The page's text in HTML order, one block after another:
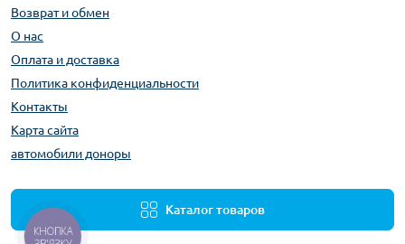
Возврат и обмен
О нас
Оплата и доставка
Политика конфиденциальности
Контакты
Карта сайта
автомобили доноры
Каталог товаров
КНОПКА